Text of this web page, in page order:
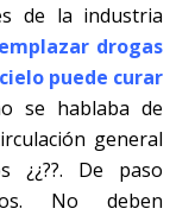
de la industria
drogas
puede curar
se hablaba de
general
¿¿??. De paso
No deben